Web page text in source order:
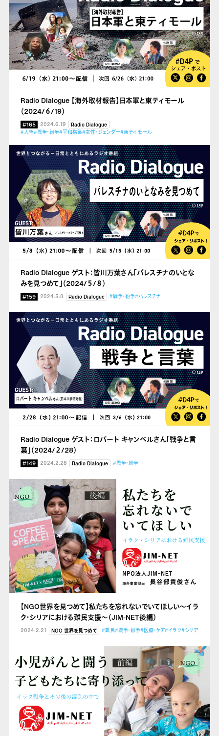
Radio Dialogue 【海外取材報告】日本軍と東ティモール
（2024/６/19）
#165 2024.6.19
Radio Dialogue
#人権#戦争・紛争#平和構築#女性・ジェンダー#東ティモール
Radio Dialogue ゲスト：皆川万葉さん「パレスチナのいとな
みを見つめて」（2024/５/８）
#159 2024.5.8 Radio Dialogue #戦争・紛争#パレスチナ
Radio Dialogue ゲスト：ロバート キャンベルさん「戦争と言
葉」（2024/２/28）
#149 2024.2.28 Radio Dialogue #戦争・紛争
【NGO世界を見つめて】私たちを忘れないでいてほしい～イラ
ク・シリアにおける難民支援～（JIM-NET後編）
2024.2.21 NGO 世界を見つめて #難民#戦争・紛争#医療・ケア#イラク#シリア